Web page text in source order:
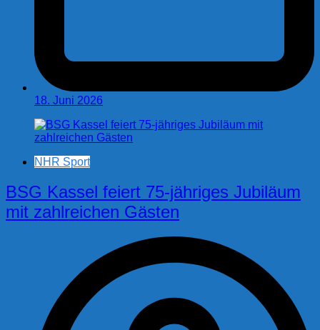
18. Juni 2026
NHR Sport
BSG Kassel feiert 75-jähriges Jubiläum
mit zahlreichen Gästen